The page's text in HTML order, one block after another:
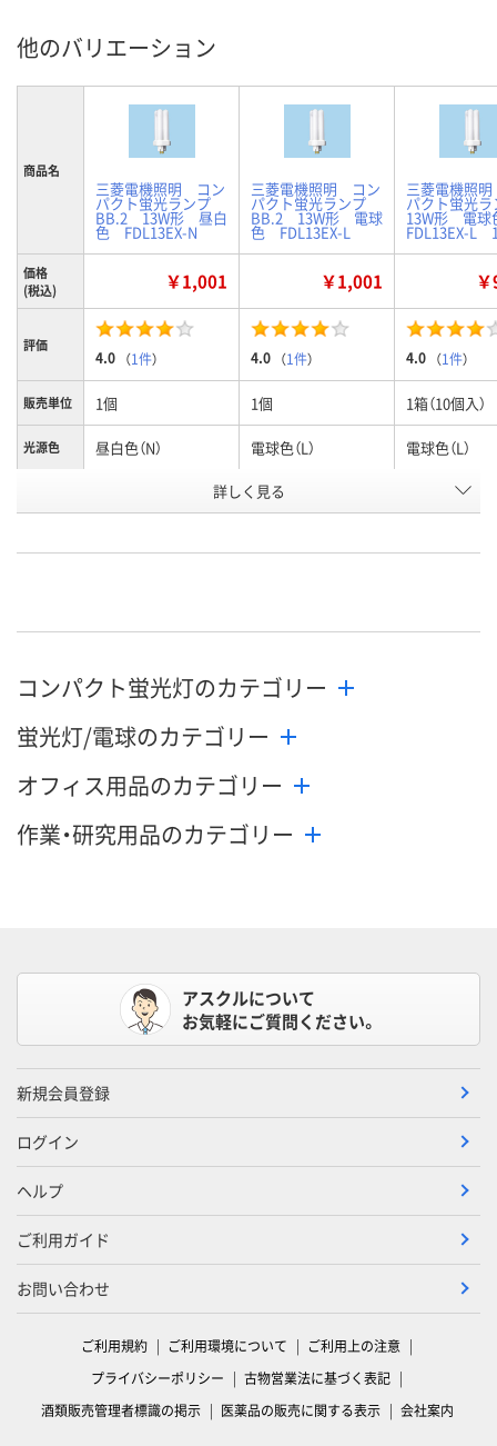
他のバリエーション
商品名
三菱電機照明 コン
パクト蛍光ランプ
BB.2 13W形 昼白
色 FDL13EX-N
三菱電機照明 コン
パクト蛍光ランプ
BB.2 13W形 電球
色 FDL13EX-L
三菱電機照
パクト蛍光
13W形 電
FDL13EX-L
価格
(税込)
￥1,001 ￥1,001
評価
4.0 （1件） 4.0 （1件） 4.0 （1件）
販売単位 1個 1個 1箱（10個入）
光源色 昼白色（N） 電球色（L） 電球色（L）
909453
詳しく見る
コンパクト蛍光灯のカテゴリー
蛍光灯/電球のカテゴリー
オフィス用品のカテゴリー
作業・研究用品のカテゴリー
アスクルについて
お気軽にご質問ください。
新規会員登録
ログイン
ヘルプ
ご利用ガイド
お問い合わせ
ご利用規約 ご利用環境について
ご利用上の注意
プライバシーポリシー
古物営業法に基づく表記
酒類販売管理者標識の掲示
医薬品の販売に関する表示 会社案内